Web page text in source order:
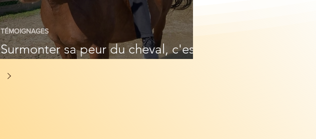
Surmonter sa peur du cheval, c'est
TÉMOIGNAGES